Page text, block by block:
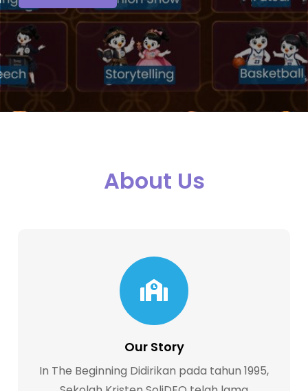
Sekolah Kristen SoliDEO dengan
sukacita mengumumkan bahwa
Penerimaan Siswa Baru Tahun Ajaran
2026-2027 kini resmi dibuka! Kami
ciptaan Tuhan yang unik, berharga, dan
memiliki tujuan mulia. Karena itu,
About Us
Our Story
In The Beginning Didirikan pada tahun 1995,